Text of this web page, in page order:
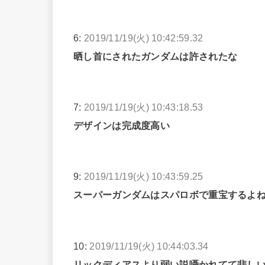
6: 2019/11/19(火) 10:42:59.32
晒し首にされたガンダムは許されたな
7: 2019/11/19(火) 10:43:18.53
デザインは完成度高い
9: 2019/11/19(火) 10:43:59.25
スーパーガンダムはスパロボで重宝するよ
10: 2019/11/19(火) 10:44:03.34